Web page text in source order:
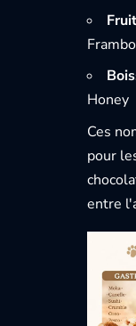
Honey
Ces
pour
entre